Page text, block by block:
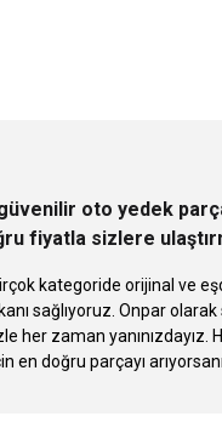
oto yedek
fiyatla sizlere
kategoride orijinal ve
sağlıyoruz. Onpar
zaman yanınızdayız.
en doğru parçayı